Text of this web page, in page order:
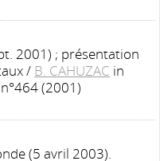
2001) ; présentation
/ B. CAHUZAC in
(2001)
(5 avril 2003).